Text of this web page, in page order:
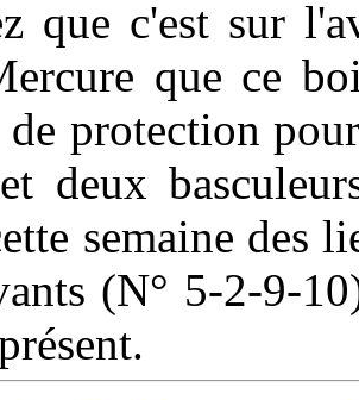
que c'est sur
que ce
de protection
deux
semaine des
(N° 5-2-9-